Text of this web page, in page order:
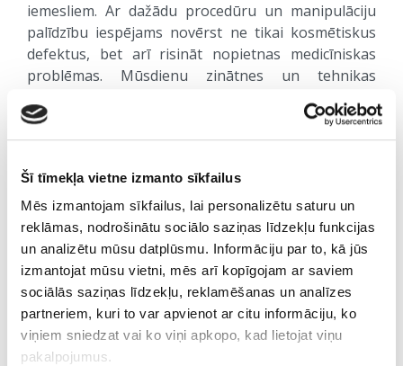
Šī tīmekļa vietne izmanto sīkfailus
Mēs izmantojam sīkfailus, lai personalizētu saturu un
reklāmas, nodrošinātu sociālo saziņas līdzekļu funkcijas
un analizētu mūsu datplūsmu. Informāciju par to, kā jūs
izmantojat mūsu vietni, mēs arī kopīgojam ar saviem
sociālās saziņas līdzekļu, reklamēšanas un analīzes
partneriem, kuri to var apvienot ar citu informāciju, ko
viņiem sniedzat vai ko viņi apkopo, kad lietojat viņu
pakalpojumus.
iemesliem. Ar dažādu procedūru un manipulāciju
palīdzību iespējams novērst ne tikai kosmētiskus
defektus, bet arī risināt nopietnas medicīniskas
problēmas. Mūsdienu zinātnes un tehnikas
nepilnības, ar kurām agrāk nācās vienīgi
samierināties (diastāze, ādas elastības zudums,
Veselīga un ilga mūža noslēpums ir ķermeņa un
prāta harmonija, tieši tādēļ gan estētiskās
medicīnas, gan skaistumkopšanas procedūras
jāuztic kvalificētiem speciālistiem. Estētiskās
medicīnas profesionālis iedziļinās katra klienta
stāstā, sniedz objektīvu padomu un vajadzības
gadījumā koriģē procedūru plānu, koncentrējoties
uz maksimālu klienta ieguvumu.